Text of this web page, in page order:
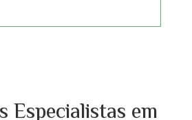
Especialistas em